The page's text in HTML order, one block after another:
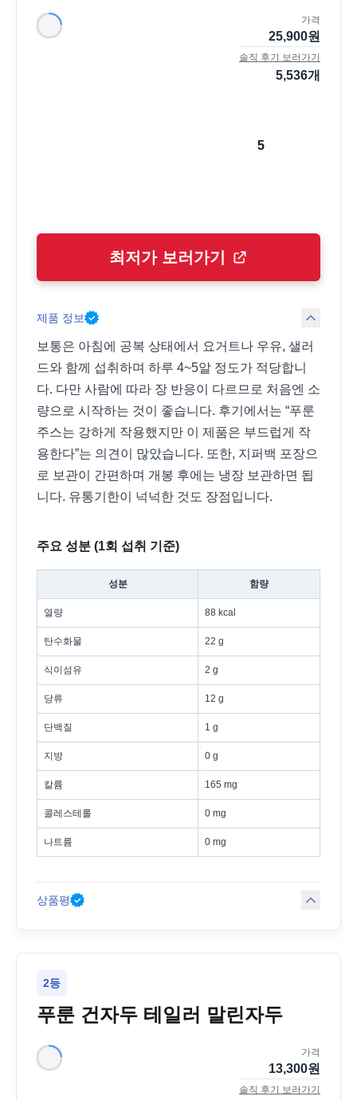
가격
25,900원
솔직 후기 보러가기
5,536개
5
최저가 보러가기
제품 정보
보통은 아침에 공복 상태에서 요거트나 우유, 샐러
드와 함께 섭취하며 하루 4~5알 정도가 적당합니
다. 다만 사람에 따라 장 반응이 다르므로 처음엔 소
량으로 시작하는 것이 좋습니다. 후기에서는 “푸룬
주스는 강하게 작용했지만 이 제품은 부드럽게 작
용한다”는 의견이 많았습니다. 또한, 지퍼백 포장으
로 보관이 간편하며 개봉 후에는 냉장 보관하면 됩
니다. 유통기한이 넉넉한 것도 장점입니다.
주요 성분 (1회 섭취 기준)
성분 함량
열량 88 kcal
탄수화물 22 g
식이섬유 2 g
당류 12 g
단백질 1 g
지방 0 g
칼륨 165 mg
콜레스테롤 0 mg
나트륨 0 mg
상품평
2등
푸룬 건자두 테일러 말린자두
가격
13,300원
솔직 후기 보러가기